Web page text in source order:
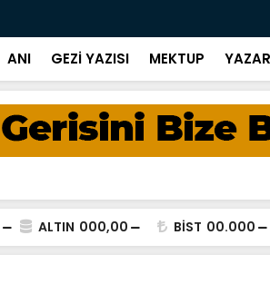
Bir Kitap:
ANI GEZİ YAZISI MEKTUP
ALTIN 000,00 BİST 00.000